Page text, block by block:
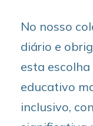
No nosso
diário e
esta
educativo
inclusivo,